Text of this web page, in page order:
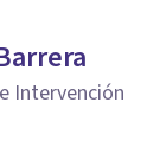
Intervención